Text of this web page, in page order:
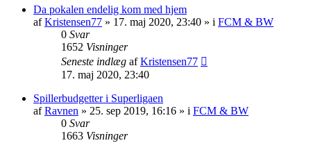
Da pokalen endelig kom med hjem
afKristensen77 » 17. maj 2020, 23:40 » i FCM & BW
0 Svar
1652 Visninger
Seneste indlæg afKristensen77
17. maj 2020, 23:40
Spillerbudgetter i Superligaen
afRavnen » 25. sep 2019, 16:16 » i FCM & BW
0 Svar
1663 Visninger